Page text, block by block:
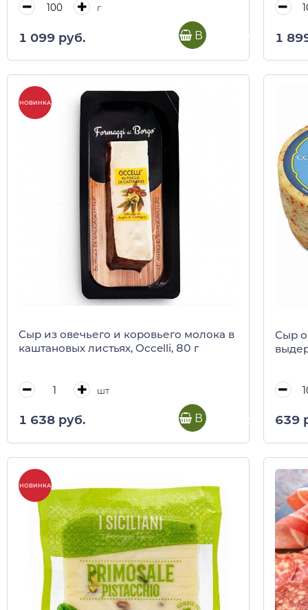
г
1 099 руб. В корзину 1
НОВИНКА
Сыр из овечьего и коровьего молока в
каштановых листьях, Occelli, 80 г
шт
1 638 руб. В корзину
Сыр
639
НОВИНКА